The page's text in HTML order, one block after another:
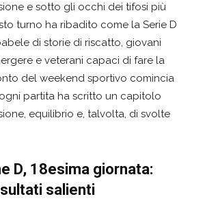
e sotto gli occhi dei tifosi più
turno ha ribadito come la Serie D
di storie di riscatto, giovani
e veterani capaci di fare la
del weekend sportivo comincia
partita ha scritto un capitolo
equilibrio e, talvolta, di svolte
D, 18esima giornata:
salienti